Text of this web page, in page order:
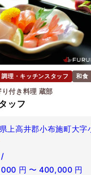
調理・キッチンスタッフ 和食
付き料理 蔵部
ッフ
上高井郡小布施町大字
/
円 〜 400,000 円